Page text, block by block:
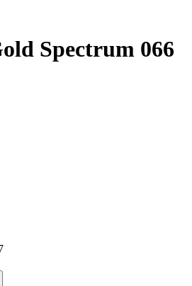
Spectrum 066